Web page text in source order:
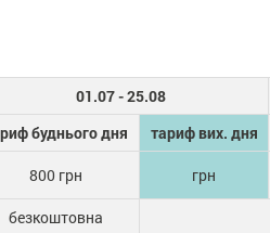
01.07 - 25.08
буднього дня
тариф вих. дня
800 грн грн
безкоштовна